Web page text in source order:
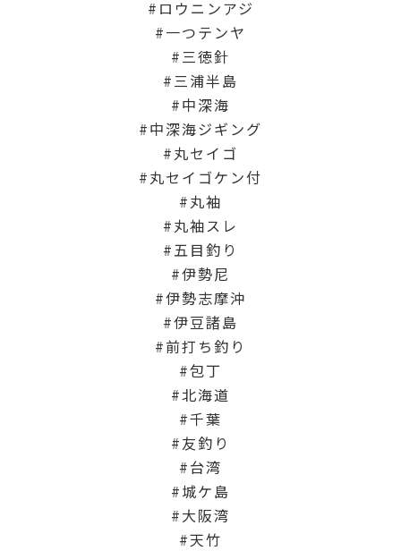
ロウニンアジ
一つテンヤ
三徳針
三浦半島
中深海
中深海ジギング
丸セイゴ
丸セイゴケン付
丸袖
丸袖スレ
五目釣り
伊勢尼
伊勢志摩沖
伊豆諸島
前打ち釣り
包丁
北海道
千葉
友釣り
台湾
城ケ島
大阪湾
天竹